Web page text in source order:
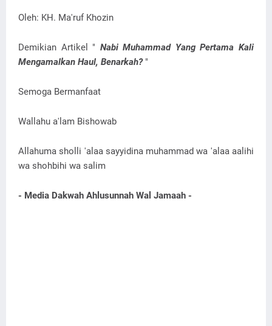
Oleh: KH. Ma'ruf Khozin
Demikian Artikel " Nabi Muhammad Yang Pertama Kali
Mengamalkan Haul, Benarkah? "
Semoga Bermanfaat
Wallahu a'lam Bishowab
Allahuma sholli 'alaa sayyidina muhammad wa 'alaa aalihi
wa shohbihi wa salim
- Media Dakwah Ahlusunnah Wal Jamaah -